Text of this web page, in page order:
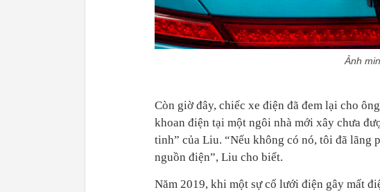
Ảnh
Còn giờ đây, chiếc xe điện đã đem lại cho
khoan điện tại một ngôi nhà mới xây chưa
tinh” của Liu. “Nếu không có nó, tôi đã lãng
nguồn điện”, Liu cho biết.
Năm 2019, khi một sự cố lưới điện gây mất